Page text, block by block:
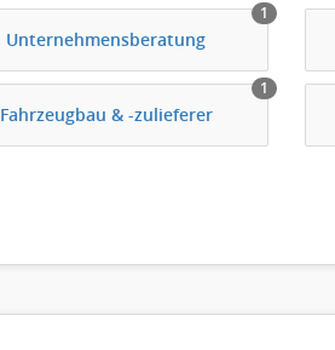
Unternehmensberatung
1
Fahrzeugbau & -zulieferer
1